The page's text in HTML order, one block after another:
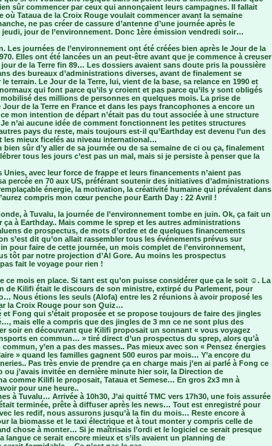
sûr commencer par ceux qui annonçaient leurs campagnes. Il fallait
où Tataua de la Croix Rouge voulait commencer avant la semaine
ne pas créer de cassure d’antenne d’une journée après le
jour de l’environnement. Donc 1ère émission vendredi soir…
Les journées de l’environnement ont été créées bien après le Jour de la
Elles ont été lancées un an peut-être avant que je commence à creuser
de la Terre fin 89… Les dossiers avaient sans doute pris la poussière
des bureaux d’administrations diverses, avant de finalement se
terrain. Le Jour de la Terre, lui, vient de la base, sa relance en 1990 et
qui font parce qu’ils y croient et pas parce qu’ils y sont obligés
des millions de personnes en quelques mois. La prise de
Jour de la Terre en France et dans les pays francophones a encore un
mon intention de départ n’était pas du tout associée à une structure
n’ai aucune idée de comment fonctionnent les petites structures
pays du reste, mais toujours est-il qu’Earthday est devenu l’un des
les mieux ficelés au niveau international…
bien sûr d’y aller de sa journée ou de sa semaine de ci ou ça, finalement
tous les jours c’est pas un mal, mais si je persiste à penser que la
Unies, avec leur force de frappe et leurs financements n’aient pas
percée en 70 aux US, préférant soutenir des initiatives d’administrations
énergie, la motivation, la créativité humaine qui prévalent dans
compris mon cœur penche pour Earth Day : 22 Avril !
à Tuvalu, la journée de l’environnement tombe en juin. Ok, ça fait un
à Earthday.. Mais comme le sprep et les autres administrations
de prospectus, de mots d’ordre et de quelques financements
s’est dit qu’on allait rassembler tous les événements prévus sur
pour faire de cette journée, un mois complet de l’environnement,
tôt par notre projection d’Al Gore. Au moins les prospectus
fait le voyage pour rien !
ce mois en place. Si tant est qu’on puisse considérer que ça le soit ☺. La
de Kilifi était le discours de son ministre, extirpé du Parlement, pour
Nous étions les seuls (Alofa) entre les 2 réunions à avoir proposé les
la Croix Rouge pour son Quiz…
et Fong qui s’était proposée et se propose toujours de faire des jingles
mais elle a compris que des jingles de 3 mn ce ne sont plus des
soir en découvrant que Kilifi proposait un sonnant « vous voyagez
en commun… » tiré direct d’un prospectus du sprep, alors qu’à
y’en a pas des masses.. Pas mieux avec son « Pensez énergies
» quand les familles gagnent 500 euros par mois… Y’a encore du
Pas très envie de prendre ça en charge mais j’en ai parlé à Fong ce
ou j’avais invitée en dernière minute hier soir, la Direction de
comme Kilifi le proposait, Tataua et Semese… En gros 2x3 mn à
pour une heure..
à Tuvalu… Arrivée à 10h30, J’ai quitté TMC vers 17h30, une fois assurée
terminée, prête à diffuser après les news… Tout est enregistré pour
les redif, nous assurons jusqu’à la fin du mois… Reste encore à
la biomasse et le taxi électrique et à tout monter y compris celle de
chose à monter… Si je maîtrisais l’ordi et le logiciel ce serait presque
langue ce serait encore mieux et s’ils avaient un planning de